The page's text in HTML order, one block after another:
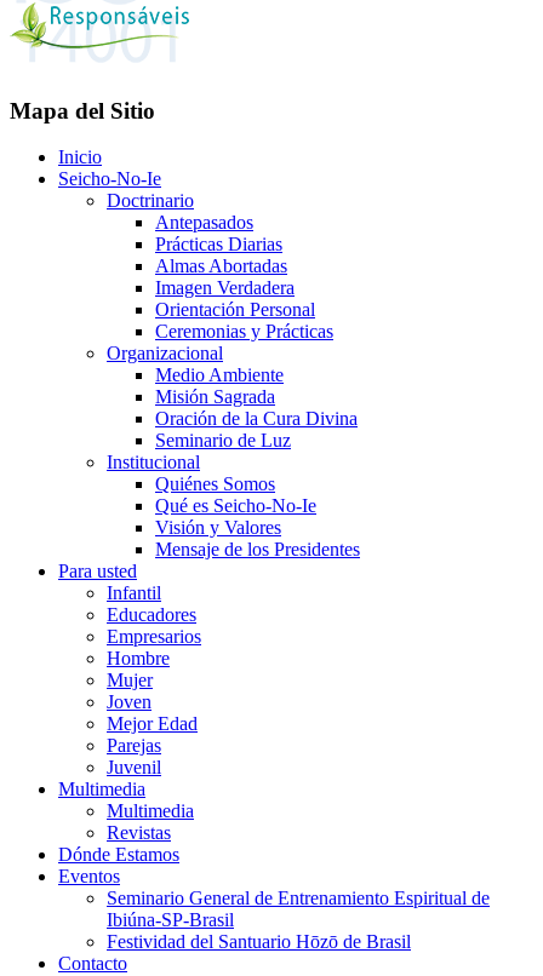
Mapa del Sitio
Inicio
Seicho-No-Ie
Doctrinario
Antepasados
Prácticas Diarias
Almas Abortadas
Imagen Verdadera
Orientación Personal
Ceremonias y Prácticas
Organizacional
Medio Ambiente
Misión Sagrada
Oración de la Cura Divina
Seminario de Luz
Institucional
Quiénes Somos
Qué es Seicho-No-Ie
Visión y Valores
Mensaje de los Presidentes
Para usted
Infantil
Educadores
Empresarios
Hombre
Mujer
Joven
Mejor Edad
Parejas
Juvenil
Multimedia
Multimedia
Revistas
Dónde Estamos
Eventos
Seminario General de Entrenamiento Espiritual de
Ibiúna-SP-Brasil
Festividad del Santuario Hōzō de Brasil
Contacto